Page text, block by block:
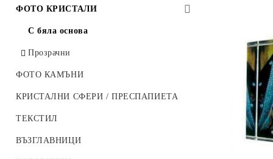
Халби
Кутии за чаши
Други ключодържатели
MDF / дървена основа
Други пъзели
MDF (дървена основа)
Стъклени фоторамки
Метални фоторамки
Други фоторамки
ФОТО КРИСТАЛИ
С бяла основа
Прозрачни
ФОТО КАМЪНИ
КРИСТАЛНИ СФЕРИ / ПРЕСПАПИЕТА
ТЕКСТИЛ
ВЪЗГЛАВНИЦИ